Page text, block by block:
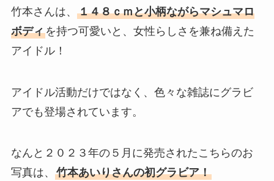
竹本さんは、 １４８ｃｍと小柄ながらマシュマロ
ボディを持つ可愛いと、女性らしさを兼ね備えた
アイドル！
アイドル活動だけではなく、色々な雑誌にグラビ
アでも登場されています。
なんと２０２３年の５月に発売されたこちらのお
写真は、 竹本あいりさんの初グラビア！